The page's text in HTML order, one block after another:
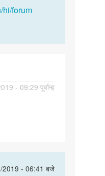
hi/forum
- 09:29 पूर्वान्ह
2019 - 06:41 बजे